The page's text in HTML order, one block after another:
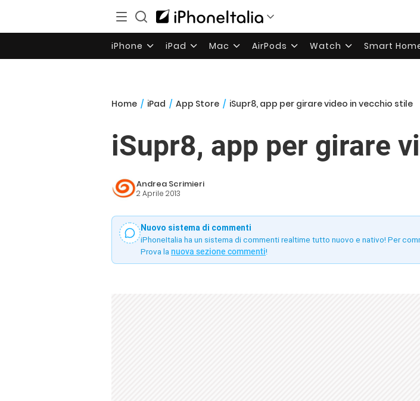
iPhone iPad Mac AirPods Watch Smart
Home / iPad / App Store / iSupr8, app per girare video in vecchio stile
iSupr8, app per girare
Andrea Scrimieri
2 Aprile 2013
Nuovo sistema di commenti
iPhoneItalia ha un sistema di commenti realtime tutto nuovo e nativo! Per
Prova la nuova sezione commenti!